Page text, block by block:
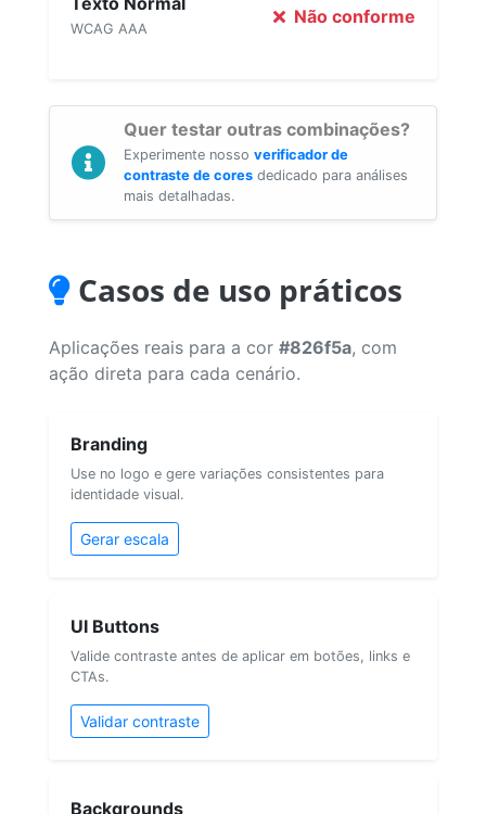
WCAG AAA
Não conforme
Quer testar outras combinações?
Experimente nosso verificador de
contraste de cores dedicado para análises
mais detalhadas.
Casos de uso práticos
Aplicações reais para a cor #826f5a, com
ação direta para cada cenário.
Branding
Use no logo e gere variações consistentes para
identidade visual.
Gerar escala
UI Buttons
Valide contraste antes de aplicar em botões, links e
CTAs.
Validar contraste
Backgrounds